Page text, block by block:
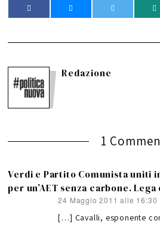
Redazione
1
Verdi e Partito Comunista uniti
per un’AET senza carbone. Lega
24 Maggio 2011 alle 16:30
[…] Cavalli, esponente